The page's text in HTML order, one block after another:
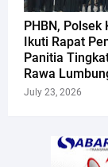
PHBN, Polsek
Ikuti Rapat
Panitia
Rawa
July 23, 2026